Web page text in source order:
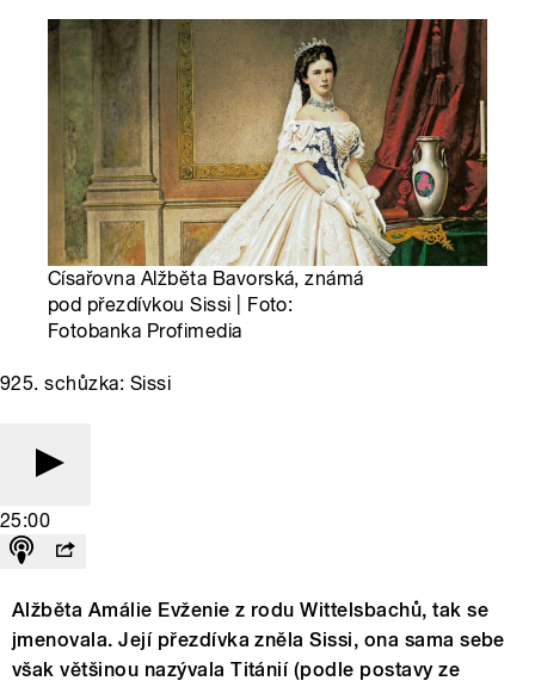
Císařovna Alžběta Bavorská, známá
pod přezdívkou Sissi | Foto:
Fotobanka Profimedia
925. schůzka: Sissi
25:00
Alžběta Amálie Evženie z rodu Wittelsbachů, tak se
jmenovala. Její přezdívka zněla Sissi, ona sama sebe
však většinou nazývala Titánií (podle postavy ze